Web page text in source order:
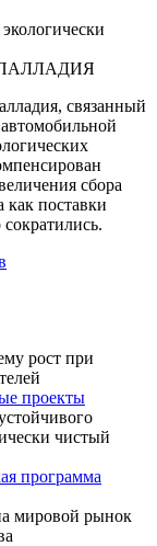
связанный
сбора
как поставки
рост при
проекты
чистый
программа
мировой рынок